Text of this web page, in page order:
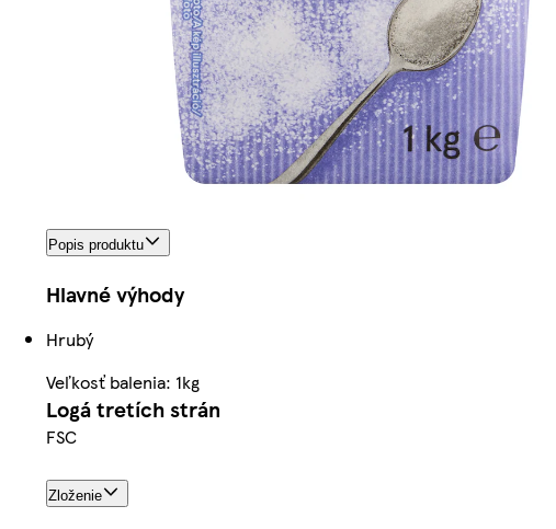
Popis produktu
Hlavné výhody
Hrubý
Veľkosť balenia: 1kg
Logá tretích strán
FSC
Zloženie